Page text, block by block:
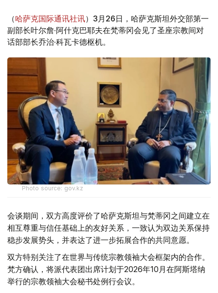
（哈萨克国际通讯社讯）3月26日，哈萨克斯坦外交部第一
副部长叶尔詹·阿什克巴耶夫在梵蒂冈会见了圣座宗教间对
话部部长乔治·科瓦卡德枢机。
Photo source: gov.kz
会谈期间，双方高度评价了哈萨克斯坦与梵蒂冈之间建立在
相互尊重与信任基础上的友好关系，一致认为双边关系保持
稳步发展势头，并表达了进一步拓展合作的共同意愿。
双方特别关注了在世界与传统宗教领袖大会框架内的合作。
梵方确认，将派代表团出席计划于2026年10月在阿斯塔纳
举行的宗教领袖大会秘书处例行会议。